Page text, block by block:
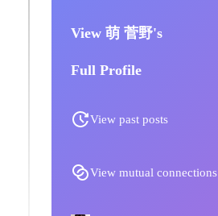
View 萌 菅野's
Full Profile
View past posts
View mutual connections